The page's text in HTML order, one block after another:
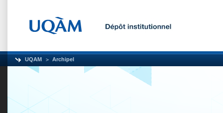
UQAM Archipel